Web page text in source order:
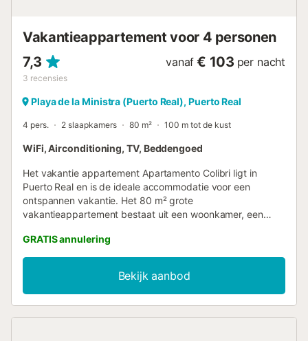
Vakantieappartement voor 4 personen
7,3
3 recensies
vanaf € 103 per nacht
Playa de la Ministra (Puerto Real), Puerto Real
4 pers. 2 slaapkamers 80 m² 100 m tot de kust
WiFi, Airconditioning, TV, Beddengoed
Het vakantie appartement Apartamento Colibri ligt in
Puerto Real en is de ideale accommodatie voor een
ontspannen vakantie. Het 80 m² grote
vakantieappartement bestaat uit een woonkamer, een
is daarom geschikt voor 4 personen. Extra voorzieningen
zijn Wi-Fi (geschikt voor videogesprekken), centrale
airconditioning in alle kamers, een wasmachine en een tv.
Het vakantieappartement heeft ook een eigen open patio
waar je 's avonds kunt chillen. Afstand te voet/met de auto
GRATIS annulering
Bekijk aanbod